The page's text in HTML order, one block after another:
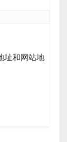
址和网站地